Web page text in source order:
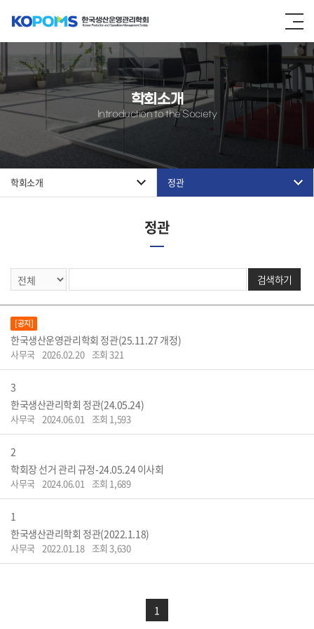
학회소개
Introduction to the Society
학회소개 정관
정관
검색하기
[공지]
한국생산운영관리학회 정관(25.11.27 개정)
사무국 2026.02.20 조회 321
3
한국생산관리학회 정관(24.05.24)
사무국 2024.06.01 조회 1,593
2
학회장 선거 관리 규정-24.05.24 이사회
사무국 2024.06.01 조회 1,689
1
한국생산관리학회 정관(2022.1.18)
사무국 2022.01.18 조회 3,630
1